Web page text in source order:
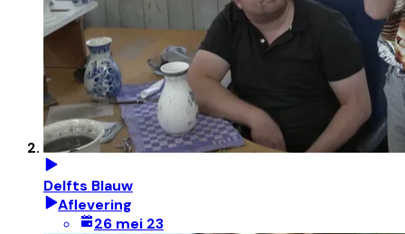
Delfts Blauw
Aflevering
26 mei 23